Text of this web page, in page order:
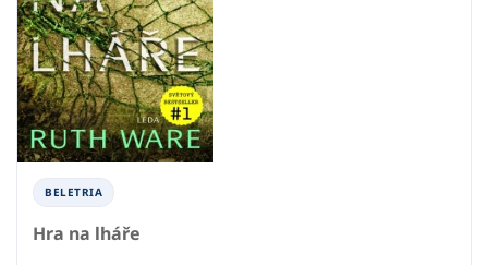
BELETRIA
Hra na lháře